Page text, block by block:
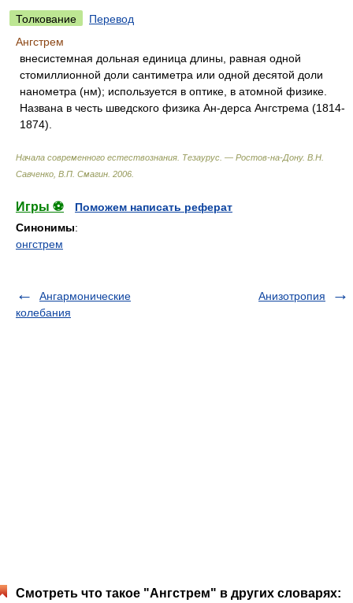
Толкование
Перевод
Ангстрем
внесистемная дольная единица длины, равная одной
стомиллионной доли сантиметра или одной десятой доли
нанометра (нм); используется в оптике, в атомной физике.
Названа в честь шведского физика Ан-дерса Ангстрема (1814-
1874).
Начала современного естествознания. Тезаурус. — Ростов-на-Дону. В.Н.
Савченко, В.П. Смагин 2006
Игры ⚽
Поможем написать реферат
Синонимы:
онгстрем
Ангармонические
колебания
Анизотропия
Смотреть что такое "Ангстрем" в других словарях: